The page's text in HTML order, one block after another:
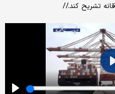
تشریح کند.//